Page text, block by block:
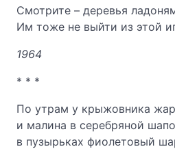
Смотрите – деревья
Им тоже не выйти из этой
1964
* * *
По утрам у крыжовника жар
и малина в серебряной
в пузырьках фиолетовый